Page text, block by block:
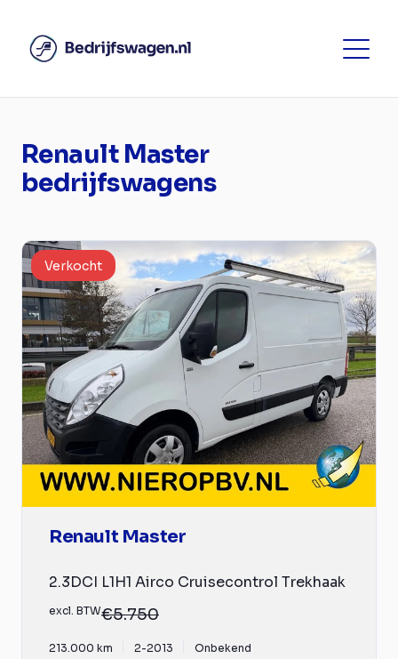
Renault Master
bedrijfswagens
Verkocht
Renault Master
2.3DCI L1H1 Airco Cruisecontrol Trekhaak
excl. BTW€5.750
213.000 km 2-2013 Onbekend